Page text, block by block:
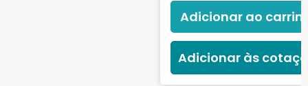
Adicionar ao
Adicionar às